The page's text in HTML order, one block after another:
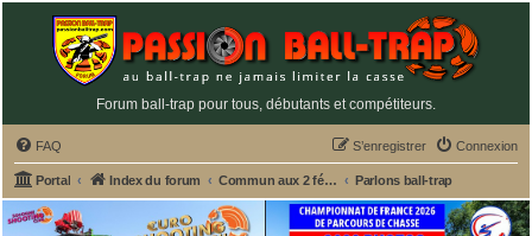
Forum ball-trap pour tous, débutants et compétiteurs.
FAQ Connexion
S’enregistrer
Portal Index du forum Commun aux 2 fédérations ball-trap FFBT et FFT Parlons ball-trap